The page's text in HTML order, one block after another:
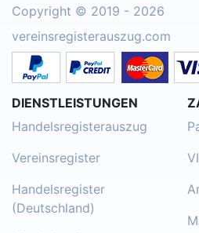
Copyright © 2019 - 2026
vereinsregisterauszug.com
DIENSTLEISTUNGEN
Handelsregisterauszug
Vereinsregister
Handelsregister
(Deutschland)